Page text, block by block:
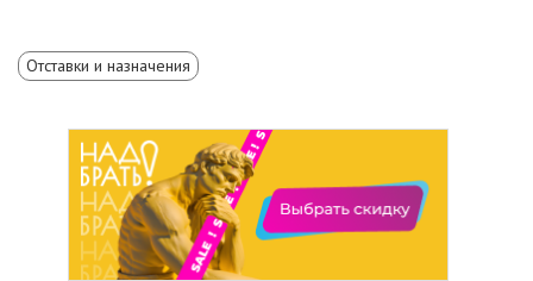
Отставки и назначения